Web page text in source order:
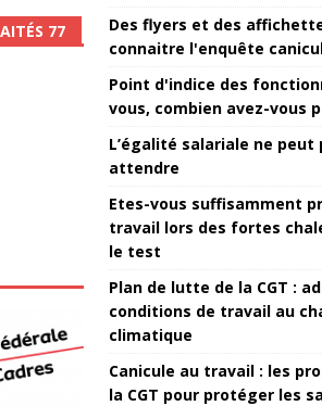
77
Des flyers et des
connaitre l'enquête
Point d'indice des
vous, combien avez-vous
L’égalité salariale ne peut
attendre
Etes-vous suffisamment
travail lors des fortes
le test
Plan de lutte de la CGT :
conditions de travail au
climatique
Canicule au travail : les
la CGT pour protéger les